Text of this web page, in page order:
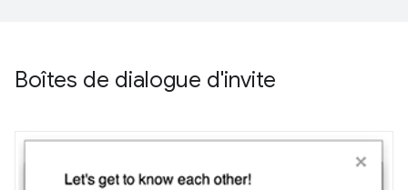
Boîtes de dialogue d'invite